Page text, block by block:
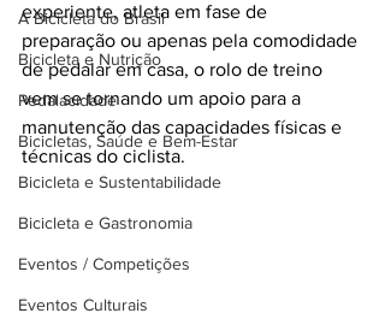
A Bicicleta do Brasil
Bicicleta e Nutrição
Pedalacidade
Bicicletas, Saúde e Bem-Estar
Bicicleta e Sustentabilidade
Bicicleta e Gastronomia
Eventos / Competições
Eventos Culturais
experiente, atleta em fase de
preparação ou apenas pela comodidade
de pedalar em casa, o rolo de treino
vem se tornando um apoio para a
manutenção das capacidades físicas e
técnicas do ciclista.